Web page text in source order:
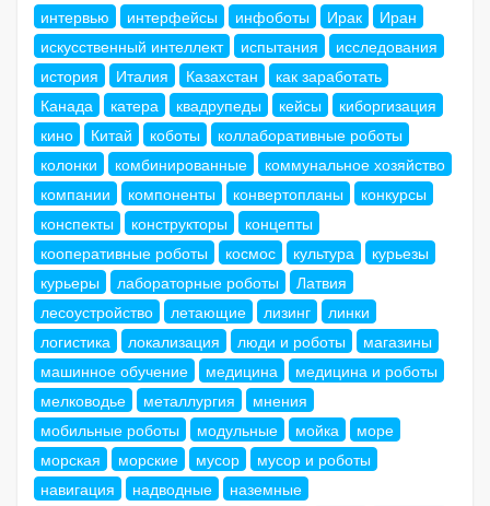
интервью
интерфейсы инфоботы Ирак
Иран
искусственный интеллект
испытания
исследования
история
Италия Казахстан
как заработать
Канада
катера квадрупеды кейсы
киборгизация
кино
Китай коботы
коллаборативные роботы
колонки
комбинированные
коммунальное хозяйство
компании
компоненты конвертопланы
конкурсы
конспекты
конструкторы
концепты
кооперативные роботы
космос культура
курьезы
курьеры
лабораторные роботы
Латвия
лесоустройство
летающие лизинг
линки
логистика
локализация люди и роботы
магазины
машинное обучение
медицина
медицина и роботы
мелководье
металлургия
мнения
мобильные роботы
модульные мойка
море
морская
морские мусор
мусор и роботы
навигация
надводные
наземные